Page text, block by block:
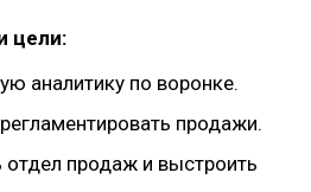
цели:
аналитику по воронке.
продажи.
продаж и выстроить